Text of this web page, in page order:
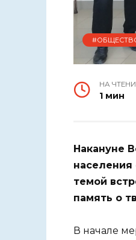
НА
1 мин
Накануне
населения
темой
память о
В начале